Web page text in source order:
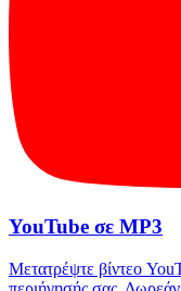
YouTube σε MP3
Μετατρέψτε βίντεο